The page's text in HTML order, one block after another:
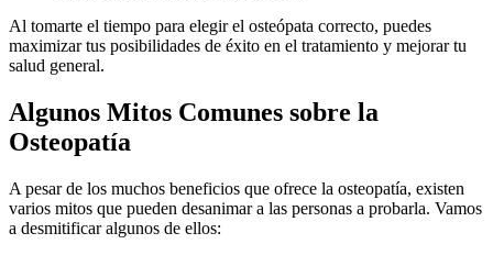
Al tomarte el tiempo para elegir el osteópata correcto, puedes
maximizar tus posibilidades de éxito en el tratamiento y mejorar tu
salud general.
Algunos Mitos Comunes sobre la
Osteopatía
A pesar de los muchos beneficios que ofrece la osteopatía, existen
varios mitos que pueden desanimar a las personas a probarla. Vamos
a desmitificar algunos de ellos: